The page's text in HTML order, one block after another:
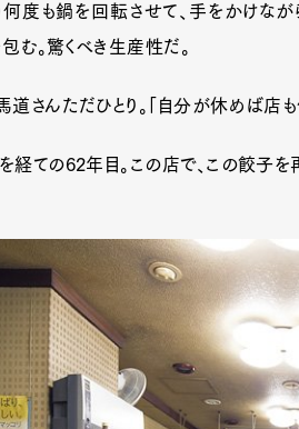
何度も鍋を回転させて、手をかけな
む。驚くべき生産性だ。
道さんただひとり。「自分が休めば店
経ての62年目。この店で、この餃子を